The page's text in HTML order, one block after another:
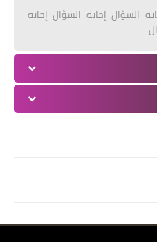
السؤال إجابة السؤال إجابة